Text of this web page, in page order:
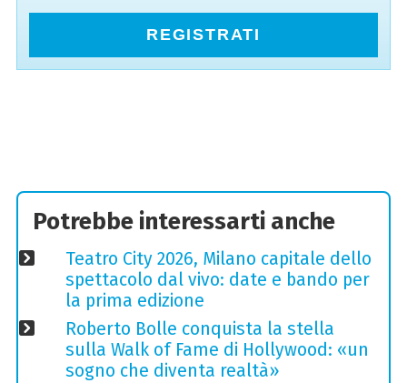
REGISTRATI
Potrebbe interessarti anche
Teatro City 2026, Milano capitale dello
spettacolo dal vivo: date e bando per
la prima edizione
Roberto Bolle conquista la stella
sulla Walk of Fame di Hollywood: «un
sogno che diventa realtà»